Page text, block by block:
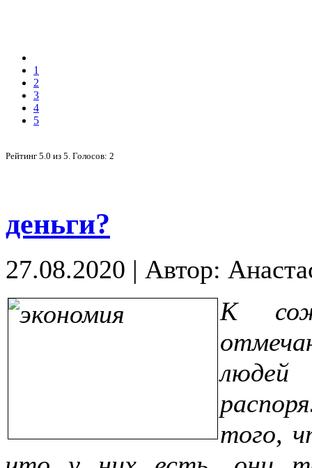
1
2
3
4
5
Рейтинг 5.0 из 5 . Голосов: 2
деньги?
27.08.2020 | Автор:
К
того,